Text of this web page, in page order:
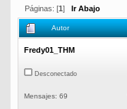
Páginas: [1 ] Ir Abajo
Autor
Fredy01_THM
Desconectado
Mensajes: 69